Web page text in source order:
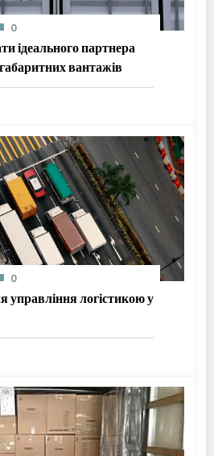
0
ідеального партнера
вантажів
0
логістикою у